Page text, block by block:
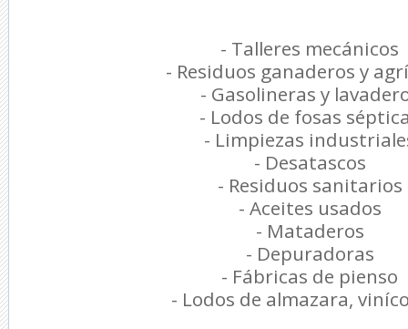
- Talleres mecánicos
- Residuos ganaderos y
- Gasolineras y
- Lodos de fosas
- Limpiezas
- Desatascos
- Residuos sanitarios
- Aceites usados
- Mataderos
- Depuradoras
- Fábricas de pienso
- Lodos de almazara,